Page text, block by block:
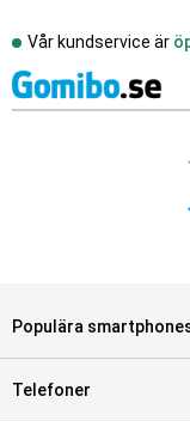
Vår kundservice är
Populära
Telefoner